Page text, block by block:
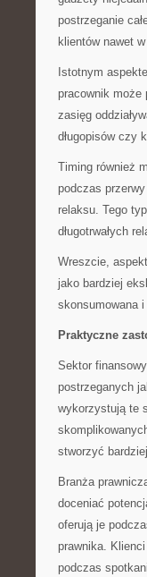
postrzeganie
klientów nawet
Istotnym
pracownik może
zasięg
długopisów czy
Timing również
podczas
relaksu. Tego
długotrwałych
Wreszcie,
jako bardziej
skonsumowana
Praktyczne
Sektor
postrzeganych
wykorzystują te
stworzyć
Branża
doceniać
oferują je
prawnika.
podczas